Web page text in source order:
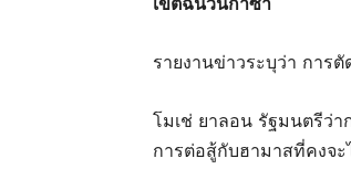
รายงานข่าวระบุว่า การ
โมเช่ ยาลอน รัฐมนตรีว่า
การต่อสู้กับฮามาสที่คงจะ